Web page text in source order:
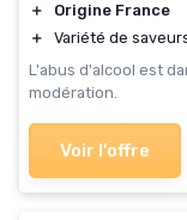
＋
Origine France
＋
Variété de
L'abus d'alcool est
modération.
Voir l'offre